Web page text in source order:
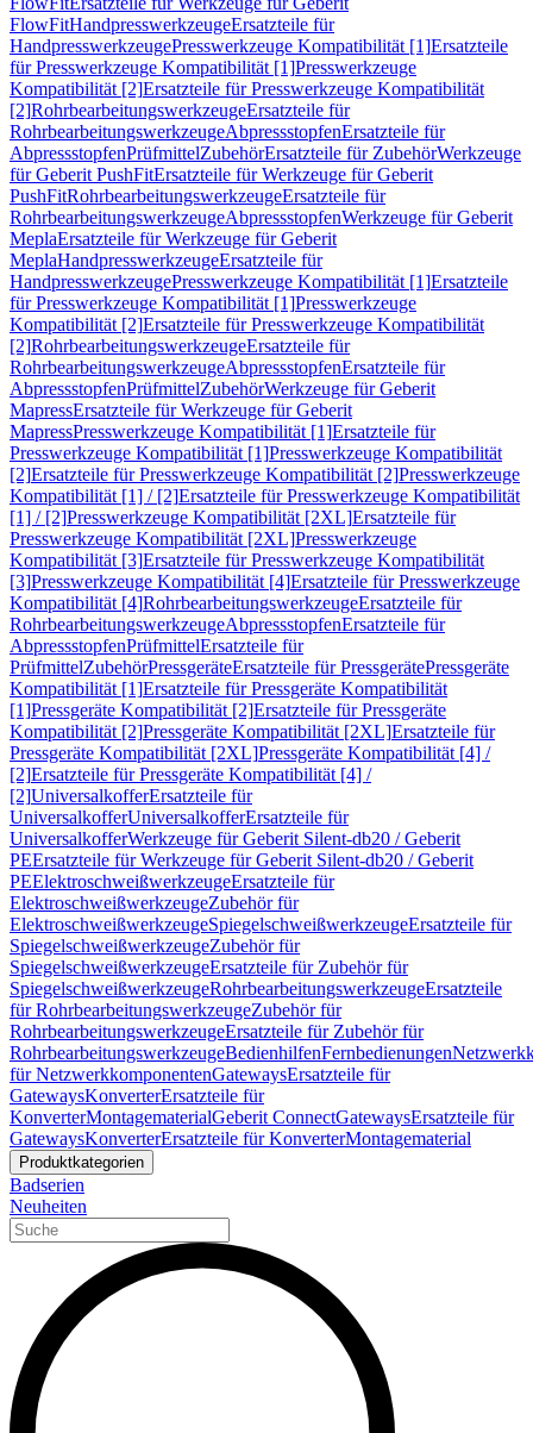
FlowFitHandpresswerkzeugeErsatzteile für
HandpresswerkzeugePresswerkzeuge Kompatibilität [1]Ersatzteile
für Presswerkzeuge Kompatibilität [1]Presswerkzeuge
Kompatibilität [2]Ersatzteile für Presswerkzeuge Kompatibilität
[2]RohrbearbeitungswerkzeugeErsatzteile für
RohrbearbeitungswerkzeugeAbpressstopfenErsatzteile für
AbpressstopfenPrüfmittelZubehörErsatzteile für ZubehörWerkzeuge
für Geberit PushFitErsatzteile für Werkzeuge für Geberit
PushFitRohrbearbeitungswerkzeugeErsatzteile für
RohrbearbeitungswerkzeugeAbpressstopfenWerkzeuge für Geberit
MeplaErsatzteile für Werkzeuge für Geberit
MeplaHandpresswerkzeugeErsatzteile für
HandpresswerkzeugePresswerkzeuge Kompatibilität [1]Ersatzteile
für Presswerkzeuge Kompatibilität [1]Presswerkzeuge
Kompatibilität [2]Ersatzteile für Presswerkzeuge Kompatibilität
[2]RohrbearbeitungswerkzeugeErsatzteile für
RohrbearbeitungswerkzeugeAbpressstopfenErsatzteile für
AbpressstopfenPrüfmittelZubehörWerkzeuge für Geberit
MapressErsatzteile für Werkzeuge für Geberit
MapressPresswerkzeuge Kompatibilität [1]Ersatzteile für
Presswerkzeuge Kompatibilität [1]Presswerkzeuge Kompatibilität
[2]Ersatzteile für Presswerkzeuge Kompatibilität [2]Presswerkzeuge
Kompatibilität [1] / [2]Ersatzteile für Presswerkzeuge Kompatibilität
[1] / [2]Presswerkzeuge Kompatibilität [2XL]Ersatzteile für
Presswerkzeuge Kompatibilität [2XL]Presswerkzeuge
Kompatibilität [3]Ersatzteile für Presswerkzeuge Kompatibilität
[3]Presswerkzeuge Kompatibilität [4]Ersatzteile für Presswerkzeuge
Kompatibilität [4]RohrbearbeitungswerkzeugeErsatzteile für
RohrbearbeitungswerkzeugeAbpressstopfenErsatzteile für
AbpressstopfenPrüfmittelErsatzteile für
PrüfmittelZubehörPressgeräteErsatzteile für PressgerätePressgeräte
Kompatibilität [1]Ersatzteile für Pressgeräte Kompatibilität
[1]Pressgeräte Kompatibilität [2]Ersatzteile für Pressgeräte
Kompatibilität [2]Pressgeräte Kompatibilität [2XL]Ersatzteile für
Pressgeräte Kompatibilität [2XL]Pressgeräte Kompatibilität [4] /
[2]Ersatzteile für Pressgeräte Kompatibilität [4] /
[2]UniversalkofferErsatzteile für
UniversalkofferUniversalkofferErsatzteile für
UniversalkofferWerkzeuge für Geberit Silent-db20 / Geberit
PEErsatzteile für Werkzeuge für Geberit Silent-db20 / Geberit
PEElektroschweißwerkzeugeErsatzteile für
ElektroschweißwerkzeugeZubehör für
ElektroschweißwerkzeugeSpiegelschweißwerkzeugeErsatzteile für
SpiegelschweißwerkzeugeZubehör für
SpiegelschweißwerkzeugeErsatzteile für Zubehör für
SpiegelschweißwerkzeugeRohrbearbeitungswerkzeugeErsatzteile
für RohrbearbeitungswerkzeugeZubehör für
RohrbearbeitungswerkzeugeErsatzteile für Zubehör für
RohrbearbeitungswerkzeugeBedienhilfenFernbedienungen
für NetzwerkkomponentenGatewaysErsatzteile für
GatewaysKonverterErsatzteile für
KonverterMontagematerialGeberit ConnectGatewaysErsatzteile für
GatewaysKonverterErsatzteile für KonverterMontagematerial
Produktkategorien
Badserien
Neuheiten